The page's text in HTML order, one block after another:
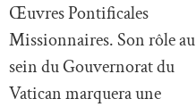
Œuvres Pontificales
Missionnaires. Son rôle au
sein du Gouvernorat du
Vatican marquera une